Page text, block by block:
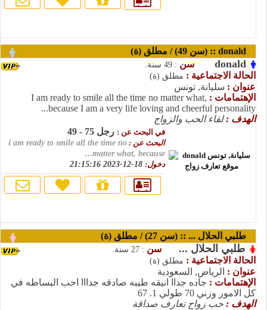
donald سن : 49 سنة.
الحالة الاجتماعية : مطلق (ة)
عنوان : سليانة, تونس
الإهتمامات : I am ready to smile all the time no matter what,
because I am a very life loving and cheerful personality...
الهدف :لقاء الحب والزواج
في البحث عن : رجل 75 - 49
البحث عن : i am ready to smile all the time no
matter what, because...
دخول:
طلبي الحلال ... :: (سن 27) / مطلق (ة)
طلبي الحلال ... سن : 27 سنة.
الحالة الاجتماعية : مطلق (ة)
عنوان : الرياض, السعودية
الإهتمامات : جاده جداا انيقه طيبه صادقه جدااا احب البساطه في
كل الامور وزني 70 طولي 1. 67
الهدف : حب زواج تعارف صداقة